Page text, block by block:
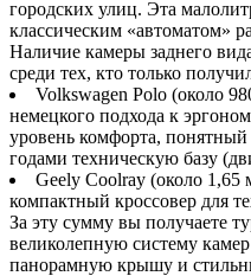
городских улиц. Эта
классическим «автоматом»
Наличие камеры заднего
среди тех, кто только
Volkswagen Polo (около
немецкого подхода к
уровень комфорта,
годами техническую базу
Geely Coolray (около
компактный кроссовер для
За эту сумму вы получаете
великолепную систему
панорамную крышу и